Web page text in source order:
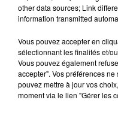
6 août
Tags
6 août
Au
other data sources; Link
information transmitted
Vous pouvez accepter en
sélectionnant les finalités et/
Vous pouvez également
accepter". Vos préférences
pouvez mettre à jour vos
moment via le lien "Gérer les